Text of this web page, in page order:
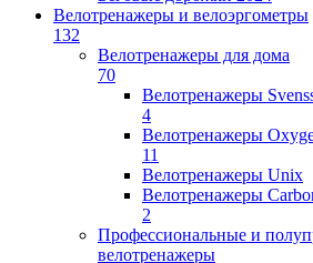
Велотренажеры и велоэргометры
132
Велотренажеры для дома
70
Велотренажеры
4
Велотренажеры
11
Велотренажеры Unix
Велотренажеры
2
Профессиональные и
велотренажеры